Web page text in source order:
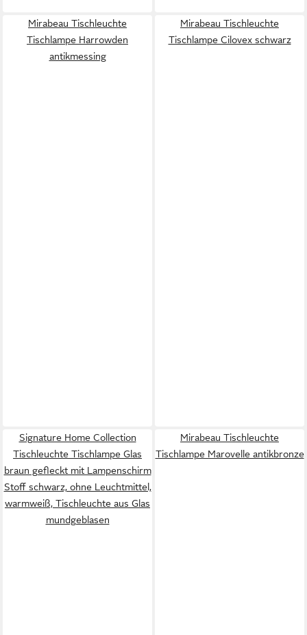
Mirabeau Tischleuchte
Tischlampe Harrowden
antikmessing
Mirabeau Tischleuchte
Tischlampe Cilovex schwarz
Signature Home Collection
Tischleuchte Tischlampe Glas
braun gefleckt mit Lampenschirm
Stoff schwarz, ohne Leuchtmittel,
warmweiß, Tischleuchte aus Glas
mundgeblasen
Mirabeau Tischleuchte
Tischlampe Marovelle antikbronze